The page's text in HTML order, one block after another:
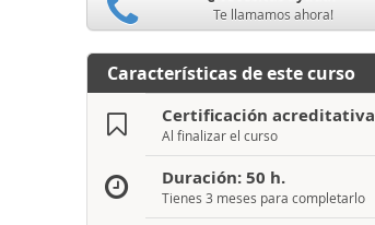
Te llamamos ahora!
Características de este curso
Certificación acreditativa
Al finalizar el curso
Duración: 50 h.
Tienes 3 meses para completarlo